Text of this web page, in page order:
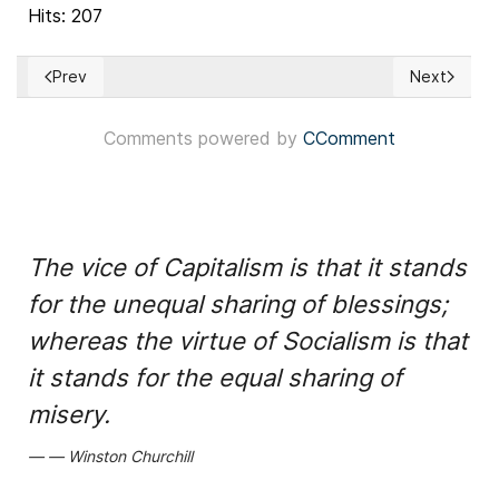
Hits: 207
Previous article: Irlanda: Catherine Connolly se perfila
Prev Next
Next
Comments powered by CComment
The vice of Capitalism is that it stands
for the unequal sharing of blessings;
whereas the virtue of Socialism is that
it stands for the equal sharing of
misery.
Winston Churchill